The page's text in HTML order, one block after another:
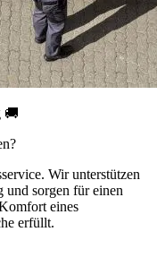
🚚
Wir unterstützen
und sorgen für einen
eines
erfüllt.